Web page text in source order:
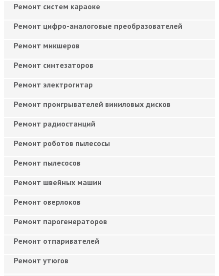
Ремонт систем караоке
Ремонт цифро-аналоговые преобразователей
Ремонт микшеров
Ремонт синтезаторов
Ремонт электрогитар
Ремонт проигрывателей виниловых дисков
Ремонт радиостанций
Ремонт роботов пылесосы
Ремонт пылесосов
Ремонт швейных машин
Ремонт оверлоков
Ремонт парогенераторов
Ремонт отпаривателей
Ремонт утюгов